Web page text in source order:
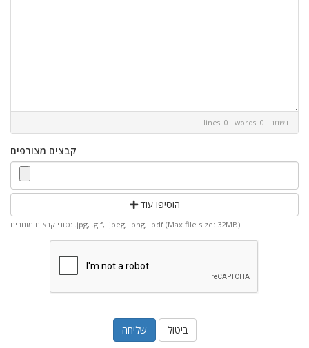
lines: 0 words: 0 נשמר
קבצים מצורפים
הוסיפו עוד
סוגי קבצים מותרים: .jpg, .gif, .jpeg, .png, .pdf (Max file size: 32MB)
ביטול